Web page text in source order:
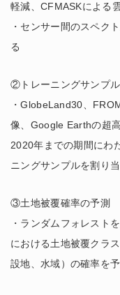
軽減、CFMASKによる
・センサー間のスペク
る
②トレーニングサンプ
・GlobeLand30、
像、Google Earthの超
2020年までの期間にわ
ニングサンプルを割り
③土地被覆確率の予測
・ランダムフォレスト
における土地被覆クラ
設地、水域）の確率を